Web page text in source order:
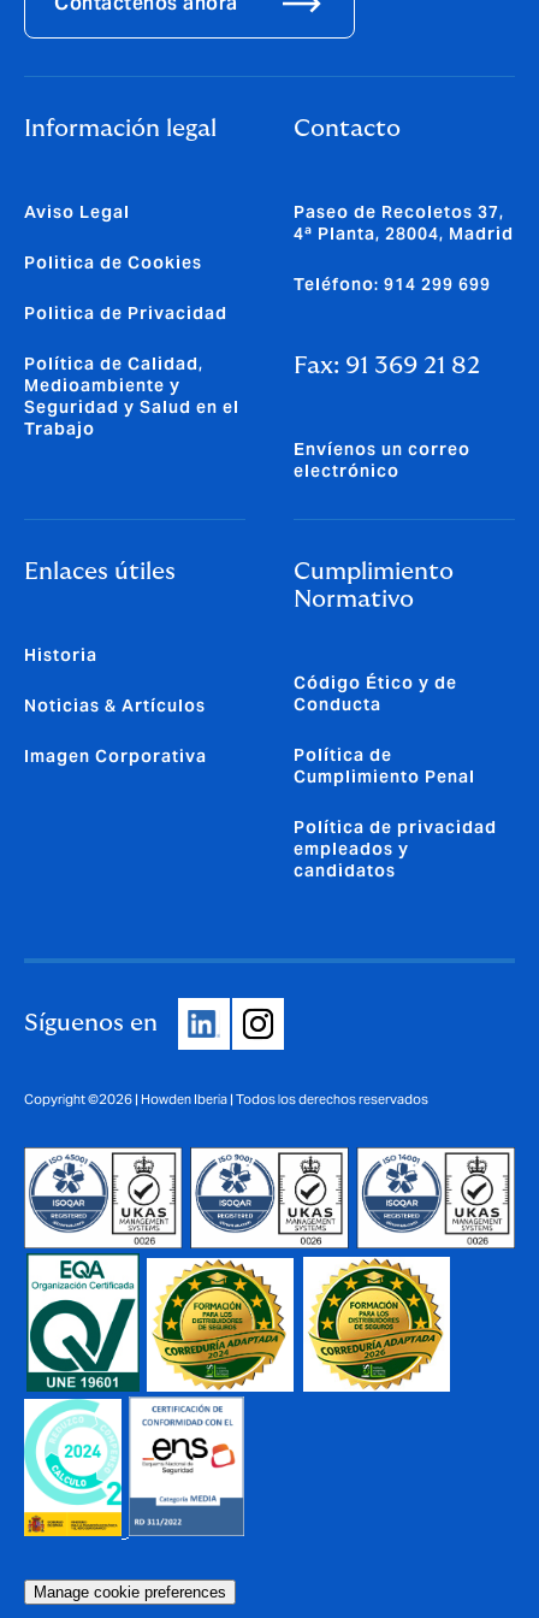
Información legal
Aviso Legal
Politica de Cookies
Politica de Privacidad
Política de Calidad,
Medioambiente y
Seguridad y Salud en el
Trabajo
Contacto
Paseo de Recoletos 37,
4ª Planta, 28004, Madrid
Teléfono: 914 299 699
Fax: 91 369 21 82
Envíenos un correo
electrónico
Enlaces útiles
Historia
Noticias & Artículos
Imagen Corporativa
Cumplimiento
Normativo
Código Ético y de
Conducta
Política de
Cumplimiento Penal
Política de privacidad
empleados y
candidatos
Síguenos en
Copyright ©2026 | Howden Iberia | Todos los derechos reservados
Manage cookie preferences